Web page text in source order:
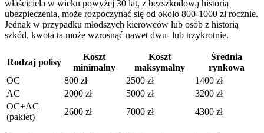
właściciela w wieku powyżej 30 lat, z bezszkodową historią
ubezpieczenia, może rozpoczynać się od około 800-1000 zł rocznie.
Jednak w przypadku młodszych kierowców lub osób z historią
szkód, kwota ta może wzrosnąć nawet dwu- lub trzykrotnie.
Rodzaj polisy
Koszt
minimalny
Koszt
maksymalny
Średnia
rynkowa
OC
800 zł 2500 zł
1400 zł
AC
2000 zł 5000 zł
3200 zł
OC+AC
(pakiet)
2600 zł 7000 zł 4300 zł